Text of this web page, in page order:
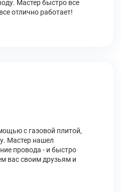
Мастер быстро все
отлично работает!
с газовой плитой,
Мастер нашел
провода - и быстро
вас своим друзьям и